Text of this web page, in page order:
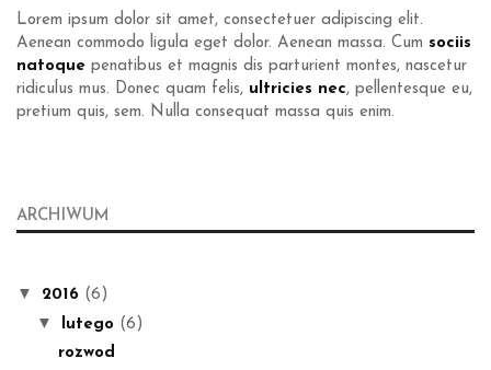
Lorem ipsum dolor sit amet, consectetuer adipiscing elit.
Aenean commodo ligula eget dolor. Aenean massa. Cum sociis
natoque penatibus et magnis dis parturient montes, nascetur
ridiculus mus. Donec quam felis, ultricies nec, pellentesque eu,
pretium quis, sem. Nulla consequat massa quis enim.
ARCHIWUM
▼ 2016 (6)
▼ lutego (6)
rozwod